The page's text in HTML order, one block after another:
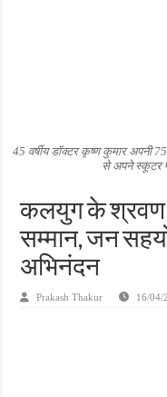
मासूम बच्ची की मौत के बाद पखांजूर
जन सहयोग और पूर्व सैनिकों ने चलाया
अंतरराष्ट्रीय जैव विविधता दिवस
45 वर्षीय डॉक्टर कृष्ण कुमार अपनी 75
से अपने स्कूटर
कलयुग के श्रवण
सम्मान, जन
अभिनंदन
Prakash Thakur 16/04/